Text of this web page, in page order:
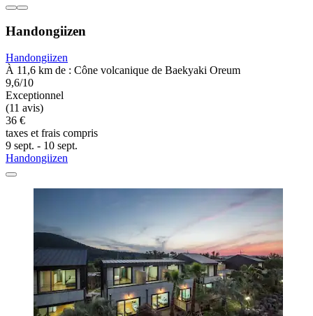
Handongiizen
Handongiizen
À 11,6 km de : Cône volcanique de Baekyaki Oreum
9,6/10
Exceptionnel
(11 avis)
36 €
taxes et frais compris
9 sept. - 10 sept.
Handongiizen